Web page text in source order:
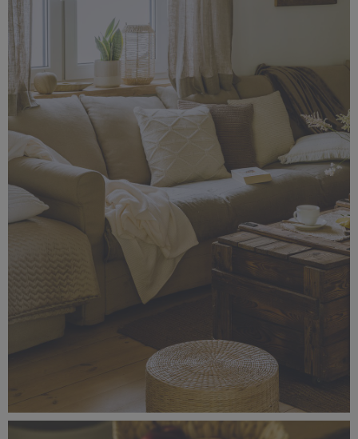
_56A1426.jpg